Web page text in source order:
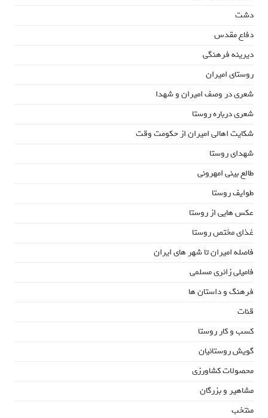
دشت
دفاع مقدس
دیرینه فرهنگی
روستای امیران
شعری در وصف امیران و شهدا
شعری درباره روستا
شکایت اهالی امیران از حکومت وقت
شهدای روستا
طالع بینی امهرونی
طوایف روستا
عکس هایی از روستا
غذای مختص روستا
فاصله امیران تا شهر های ایران
فامیلی زائری مسلمی
فرهنگ و داستان ها
قنات
کسب و کار روستا
گویش روستائیان
محصولات کشاورزی
مشاهیر و بزرگان
منتخب